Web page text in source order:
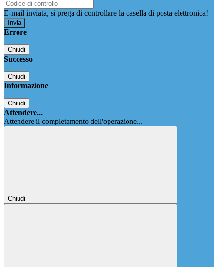
E-mail inviata, si prega di controllare la casella di posta elettronica!
Errore
Chiudi
Successo
Chiudi
Informazione
Chiudi
Attendere...
Attendere il completamento dell'operazione...
Chiudi